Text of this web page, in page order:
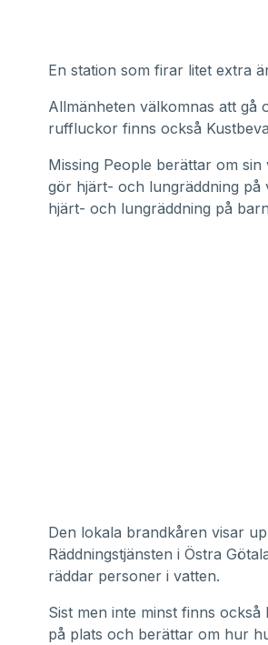
En station som firar litet extra
Allmänheten välkomnas att gå
ruffluckor finns också
Missing People berättar om
gör hjärt- och lungräddning på
hjärt- och lungräddning på
Den lokala brandkåren visar
Räddningstjänsten i Östra
räddar personer i vatten.
Sist men inte minst finns
på plats och berättar om hur